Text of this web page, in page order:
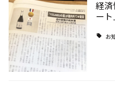
経
ー
お